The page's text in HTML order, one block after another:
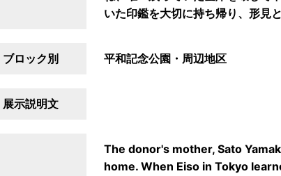
いた印鑑を大切に持ち帰り、形見
ブロック別 平和記念公園・周辺地区
展示説明文
The donor's mother, Sato
home. When Eiso in Tokyo